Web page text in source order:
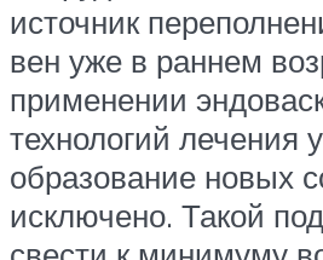
источник
вен уже в раннем
применении
технологий лечения
образование новых
исключено. Такой